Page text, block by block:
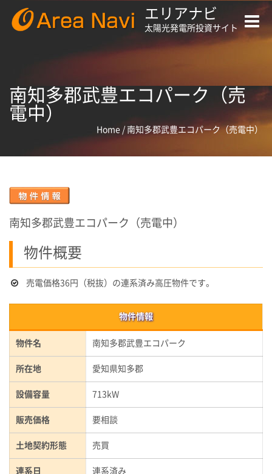
エリアナビ
太陽光発電所投資サイト
Toggle
南知多郡武豊エコパーク（売
電中）
Home / 南知多郡武豊エコパーク（売電中）
南知多郡武豊エコパーク（売電中）
物件概要
売電価格36円（税抜）の連系済み高圧物件です。
物件情報
物件名 南知多郡武豊エコパーク
所在地 愛知県知多郡
設備容量 713kW
販売価格 要相談
土地契約形態 売買
連系日 連系済み